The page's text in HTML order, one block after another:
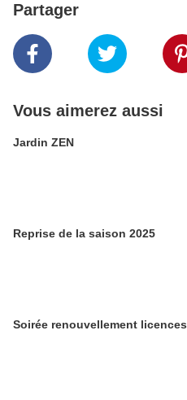
Partager
Vous aimerez aussi
Jardin ZEN
Reprise de la saison 2025
Soirée renouvellement licences